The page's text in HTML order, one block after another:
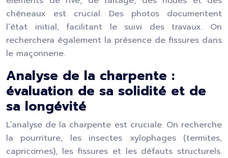
chéneaux est crucial. Des photos documentent
l’état initial, facilitant le suivi des travaux. On
recherchera également la présence de fissures dans
le maçonnerie.
Analyse de la charpente :
évaluation de sa solidité et de
sa longévité
L’analyse de la charpente est cruciale. On recherche
la pourriture, les insectes xylophages (termites,
capricornes), les fissures et les défauts structurels.